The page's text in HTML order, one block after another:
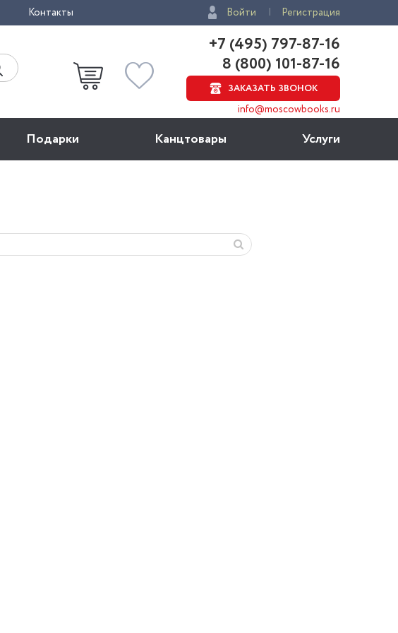
Контакты Войти Регистрация
+7 (495) 797-87-16
8 (800) 101-87-16
ЗАКАЗАТЬ ЗВОНОК
info@moscowbooks.ru
Подарки Канцтовары Услуги